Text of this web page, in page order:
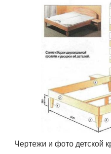
Чертежи и фото детской